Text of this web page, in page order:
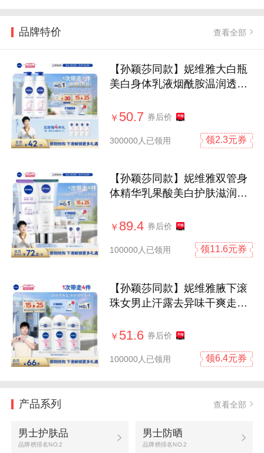
品牌特价 查看全部
【孙颖莎同款】妮维雅大白瓶
美白身体乳液烟酰胺温润透白
￥ 50.7 券后价
300000人已领用 领2.3元券
【孙颖莎同款】妮维雅双管身
体精华乳果酸美白护肤滋润补
￥ 89.4 券后价
100000人已领用 领11.6元券
【孙颖莎同款】妮维雅腋下滚
珠女男止汗露去异味干爽走珠
￥ 51.6 券后价
100000人已领用 领6.4元券
产品系列 查看全部
男士护肤品
品牌榜排名NO.2
男士防晒
品牌榜排名NO.2